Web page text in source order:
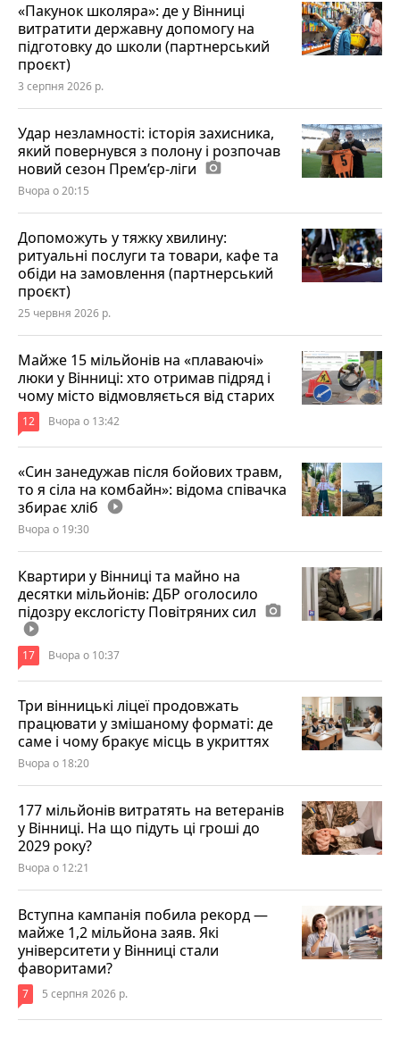
«Пакунок школяра»: де у Вінниці
витратити державну допомогу на
підготовку до школи (партнерський
проєкт)
3 серпня 2026 р.
Удар незламності: історія захисника,
який повернувся з полону і розпочав
новий сезон Прем’єр-ліги photo_camera
Вчора о 20:15
Допоможуть у тяжку хвилину:
ритуальні послуги та товари, кафе та
обіди на замовлення (партнерський
проєкт)
25 червня 2026 р.
Майже 15 мільйонів на «плаваючі»
люки у Вінниці: хто отримав підряд і
чому місто відмовляється від старих
12 Вчора о 13:42
«Син занедужав після бойових травм,
то я сіла на комбайн»: відома співачка
збирає хліб play_circle_filled
Вчора о 19:30
Квартири у Вінниці та майно на
десятки мільйонів: ДБР оголосило
підозру екслогісту Повітряних сил photo_camera
play_circle_filled
17 Вчора о 10:37
Три вінницькі ліцеї продовжать
працювати у змішаному форматі: де
саме і чому бракує місць в укриттях
Вчора о 18:20
177 мільйонів витратять на ветеранів
у Вінниці. На що підуть ці гроші до
2029 року?
Вчора о 12:21
Вступна кампанія побила рекорд —
майже 1,2 мільйона заяв. Які
університети у Вінниці стали
фаворитами?
7 5 серпня 2026 р.